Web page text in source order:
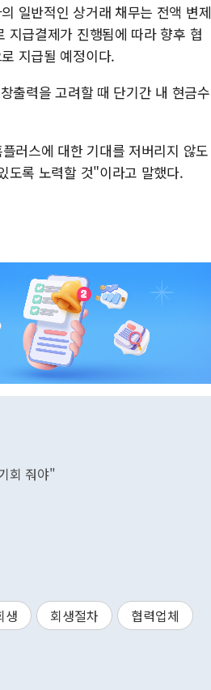
일반적인 상거래 채무는 전액 변제
지급결제가 진행됨에 따라 향후 협
지급될 예정이다.
출력을 고려할 때 단기간 내 현금수
러스에 대한 기대를 저버리지 않도
도록 노력할 것"이라고 말했다.
회 줘야"
생 회생절차
협력업체